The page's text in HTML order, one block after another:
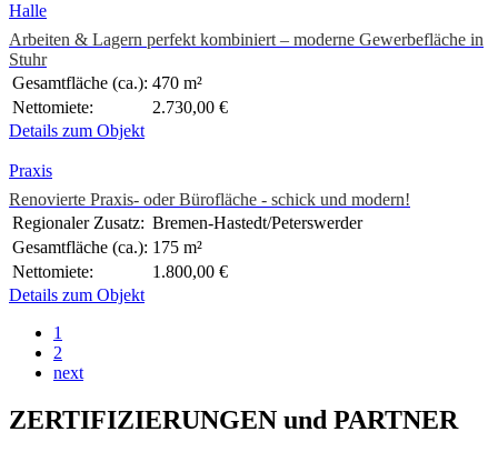
Halle
Arbeiten & Lagern perfekt kombiniert – moderne Gewerbefläche in
Stuhr
Gesamtfläche (ca.): 470 m²
Nettomiete:
2.730,00 €
Details zum Objekt
Praxis
Renovierte Praxis- oder Bürofläche - schick und modern!
Regionaler Zusatz: Bremen-Hastedt/Peterswerder
Gesamtfläche (ca.): 175 m²
Nettomiete:
1.800,00 €
Details zum Objekt
1
2
next
ZERTIFIZIERUNGEN und PARTNER